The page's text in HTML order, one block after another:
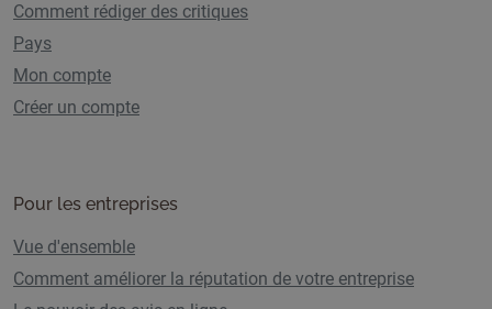
Comment rédiger des critiques
Pays
Mon compte
Créer un compte
Pour les entreprises
Vue d'ensemble
Comment améliorer la réputation de votre entreprise